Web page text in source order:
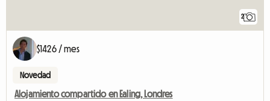
2
$1426 / mes
Novedad
Alojamiento compartido en Ealing, Londres